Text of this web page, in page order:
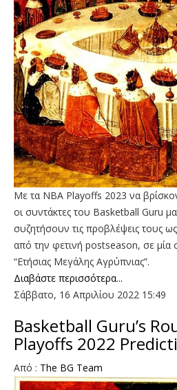
Με τα NBA Playoffs 2023 να
οι συντάκτες του Basketball Guru
συζητήσουν τις προβλέψεις τους
από την φετινή postseason, σε μία
“Ετήσιας Μεγάλης Αγρύπνιας”.
Διαβάστε περισσότερα...
Σάββατο, 16 Απριλίου 2022 15:49
Basketball Guru’s
Playoffs 2022
Aπό : The BG Team